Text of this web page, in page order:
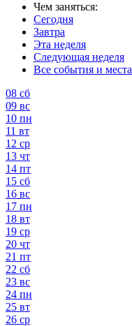
Чем заняться:
Сегодня
Завтра
Эта неделя
Следующая неделя
Все события и места
08 сб
09 вс
10 пн
11 вт
12 ср
13 чт
14 пт
15 сб
16 вс
17 пн
18 вт
19 ср
20 чт
21 пт
22 сб
23 вс
24 пн
25 вт
26 ср